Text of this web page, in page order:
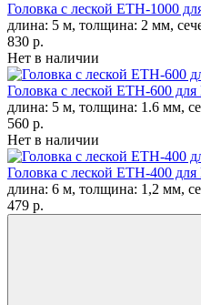
Головка с леской ETH-1000
длина: 5 м, толщина: 2 мм,
830 p.
Нет в наличии
Головка с леской ETH-600
длина: 5 м, толщина: 1.6 мм,
560 p.
Нет в наличии
Головка с леской ETH-400
длина: 6 м, толщина: 1,2 мм,
479 p.